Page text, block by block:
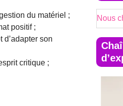
du matériel ;
positif ;
son
critique ;
Nous